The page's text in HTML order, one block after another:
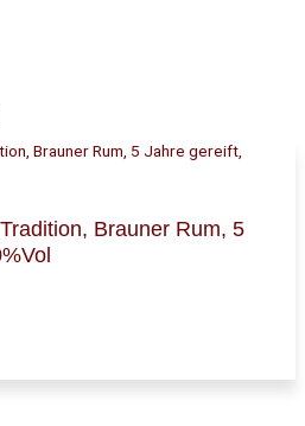
Brauner Rum, 5